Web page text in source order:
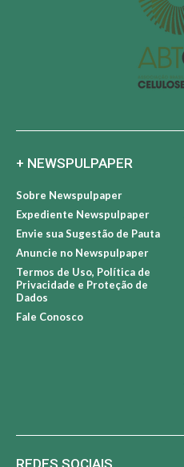
+ NEWSPULPAPER
Sobre Newspulpaper
Expediente Newspulpaper
Envie sua Sugestão de Pauta
Anuncie no Newspulpaper
Termos de Uso, Política de
Privacidade e Proteção de
Dados
Fale Conosco
REDES SOCIAIS